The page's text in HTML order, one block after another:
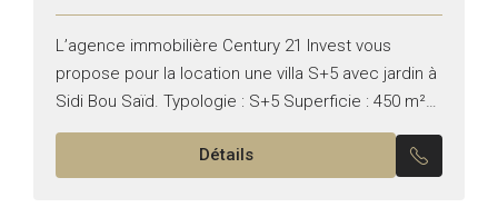
L’agence immobilière Century 21 Invest vous
propose pour la location une villa S+5 avec jardin à
Sidi Bou Saïd. Typologie : S+5 Superficie : 450 m²
La villa se compose de :...
Détails